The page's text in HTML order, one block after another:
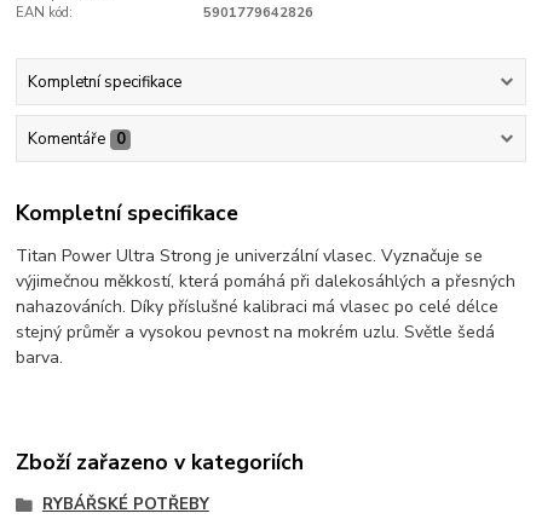
EAN kód:
5901779642826
Kompletní specifikace
Komentáře 0
Kompletní specifikace
Titan Power Ultra Strong je univerzální vlasec. Vyznačuje se
výjimečnou měkkostí, která pomáhá při dalekosáhlých a přesných
nahazováních. Díky příslušné kalibraci má vlasec po celé délce
stejný průměr a vysokou pevnost na mokrém uzlu. Světle šedá
barva.
Zboží zařazeno v kategoriích
RYBÁŘSKÉ POTŘEBY